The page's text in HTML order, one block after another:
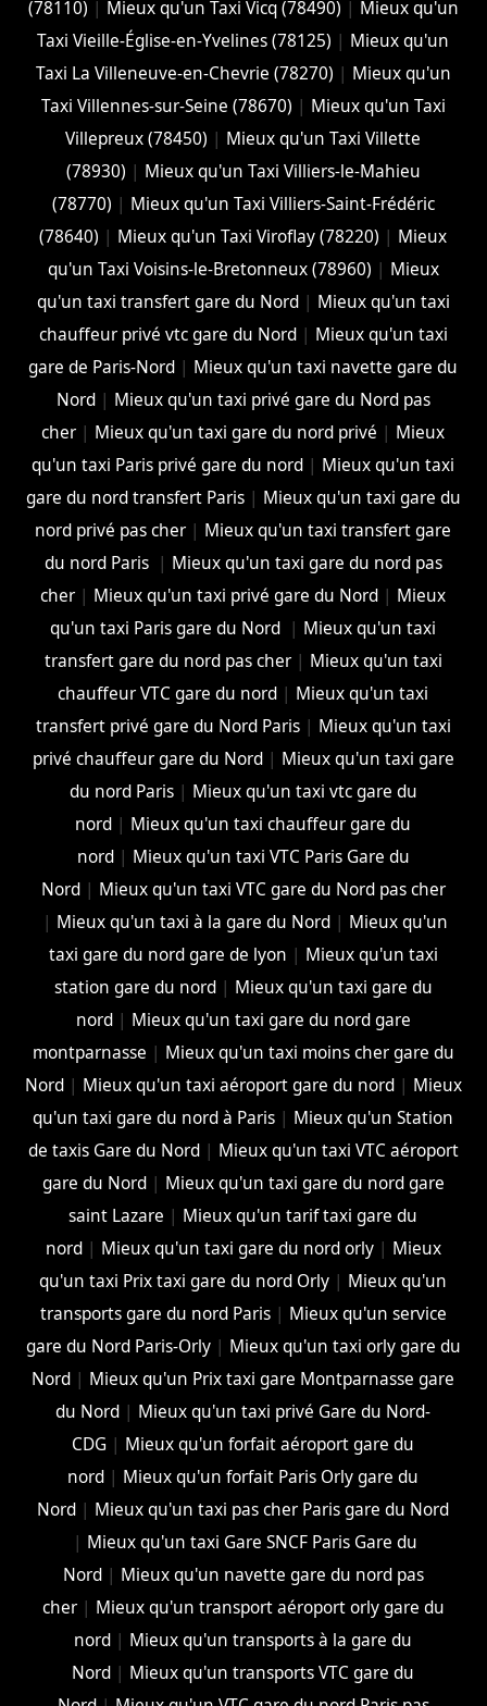
(78110) | Mieux qu'un Taxi Vicq (78490) | Mieux qu'un
Taxi Vieille-Église-en-Yvelines (78125) | Mieux qu'un
Taxi La Villeneuve-en-Chevrie (78270) | Mieux qu'un
Taxi Villennes-sur-Seine (78670) | Mieux qu'un Taxi
Villepreux (78450) | Mieux qu'un Taxi Villette
(78930) | Mieux qu'un Taxi Villiers-le-Mahieu
(78770) | Mieux qu'un Taxi Villiers-Saint-Frédéric
(78640) | Mieux qu'un Taxi Viroflay (78220) | Mieux
qu'un Taxi Voisins-le-Bretonneux (78960) | Mieux
qu'un taxi transfert gare du Nord| Mieux qu'un taxi
chauffeur privé vtc gare du Nord| Mieux qu'un taxi
gare de Paris-Nord | Mieux qu'un taxi navette gare du
Nord| Mieux qu'un taxi privé gare du Nord pas
cher | Mieux qu'un taxi gare du nord privé | Mieux
qu'un taxi Paris privé gare du nord | Mieux qu'un taxi
gare du nord transfert Paris| Mieux qu'un taxi gare du
nord privé pas cher | Mieux qu'un taxi transfert gare
du nord Paris | Mieux qu'un taxi gare du nord pas
cher | Mieux qu'un taxi privé gare du Nord | Mieux
qu'un taxi Paris gare du Nord | Mieux qu'un taxi
transfert gare du nord pas cher| Mieux qu'un taxi
chauffeur VTC gare du nord | Mieux qu'un taxi
transfert privé gare du Nord Paris| Mieux qu'un taxi
privé chauffeur gare du Nord| Mieux qu'un taxi gare
du nord Paris| Mieux qu'un taxi vtc gare du
nord | Mieux qu'un taxi chauffeur gare du
nord| Mieux qu'un taxi VTC Paris Gare du
Nord| Mieux qu'un taxi VTC gare du Nord pas cher
| Mieux qu'un taxi à la gare du Nord | Mieux qu'un
taxi gare du nord gare de lyon | Mieux qu'un taxi
station gare du nord| Mieux qu'un taxi gare du
nord| Mieux qu'un taxi gare du nord gare
montparnasse | Mieux qu'un taxi moins cher gare du
Nord| Mieux qu'un taxi aéroport gare du nord| Mieux
qu'un taxi gare du nord à Paris | Mieux qu'un Station
de taxis Gare du Nord| Mieux qu'un taxi VTC aéroport
gare du Nord| Mieux qu'un taxi gare du nord gare
saint Lazare | Mieux qu'un tarif taxi gare du
nord| Mieux qu'un taxi gare du nord orly| Mieux
qu'un taxi Prix taxi gare du nord Orly | Mieux qu'un
transports gare du nord Paris| Mieux qu'un service
gare du Nord Paris-Orly| Mieux qu'un taxi orly gare du
Nord | Mieux qu'un Prix taxi gare Montparnasse gare
du Nord | Mieux qu'un taxi privé Gare du Nord-
CDG | Mieux qu'un forfait aéroport gare du
nord | Mieux qu'un forfait Paris Orly gare du
Nord | Mieux qu'un taxi pas cher Paris gare du Nord
| Mieux qu'un taxi Gare SNCF Paris Gare du
Nord| Mieux qu'un navette gare du nord pas
cher| Mieux qu'un transport aéroport orly gare du
nord | Mieux qu'un transports à la gare du
Nord | Mieux qu'un transports VTC gare du